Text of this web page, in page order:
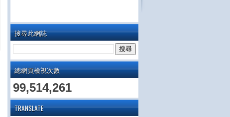
搜尋此網誌
總網頁檢視次數
99,514,261
TRANSLATE